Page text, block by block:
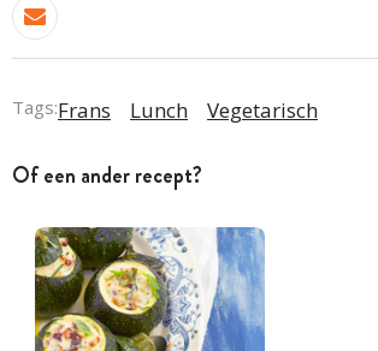
Tags:Frans Lunch Vegetarisch
Of een ander recept?